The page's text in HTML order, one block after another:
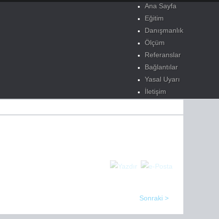
Ana Sayfa
Eğitim
Danışmanlık
Ölçüm
Referanslar
Bağlantılar
Yasal Uyarı
İletişim
Sonraki >